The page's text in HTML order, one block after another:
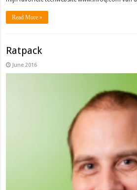
Read More »
Ratpack
June 2016